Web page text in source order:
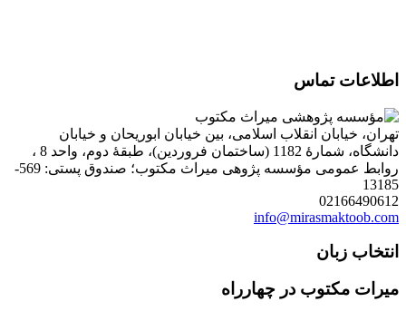
اطلاعات تماس
تهران، خیابان انقلاب اسلامی، بین خیابان ابوریحان و خیابان
دانشگاه، شمارۀ 1182 (ساختمان فروردین)، طبقۀ دوم، واحد 8 ،
روابط عمومی مؤسسه پژوهی میراث مکتوب؛ صندوق پستی: 569-
13185
02166490612
info@mirasmaktoob.com
انتخاب زبان
میرات مکتوب در چهارراه